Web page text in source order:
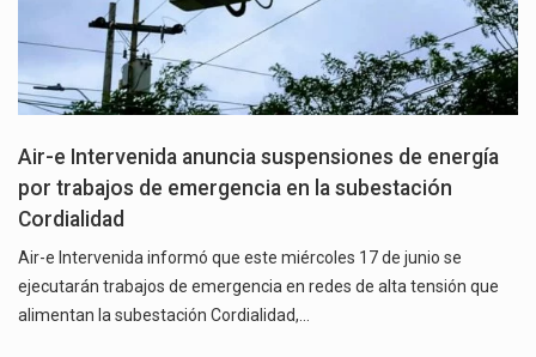
Air-e Intervenida anuncia suspensiones de energía
por trabajos de emergencia en la subestación
Cordialidad
Air-e Intervenida informó que este miércoles 17 de junio se
ejecutarán trabajos de emergencia en redes de alta tensión que
alimentan la subestación Cordialidad,…